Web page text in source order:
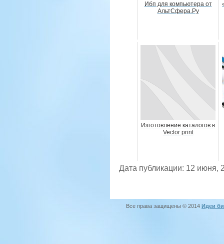
Ибп для компьютера от
АльтСфера.Ру
Изготовление каталогов в
Vector print
Дата публикации: 12 июня,
Все права защищены © 2014 Идеи